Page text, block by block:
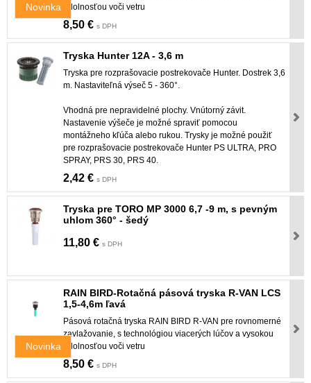
Novinka
odolnosťou voči vetru
8,50 € s DPH
Tryska Hunter 12A - 3,6 m
Tryska pre rozprašovacie postrekovače Hunter. Dostrek 3,6
m. Nastaviteľná výseč 5 - 360°.
Vhodná pre nepravidelné plochy. Vnútorný závit.
Nastavenie výšeče je možné spraviť pomocou
montážneho kľúča alebo rukou. Trysky je možné použiť
pre rozprašovacie postrekovače Hunter PS ULTRA, PRO
SPRAY, PRS 30, PRS 40.
2,42 € s DPH
Tryska pre TORO MP 3000 6,7 -9 m, s pevným
uhlom 360° - šedý
11,80 € s DPH
Novinka
RAIN BIRD-Rotačná pásová tryska R-VAN LCS
1,5-4,6m ľavá
Pásová rotačná tryska RAIN BIRD R-VAN pre rovnomerné
zavlažovanie, s technológiou viacerých lúčov a vysokou
odolnosťou voči vetru
8,50 € s DPH